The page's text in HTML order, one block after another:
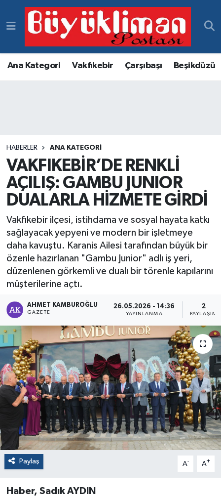
Ana Kategori Vakfıkebir Çarşıbaşı Beşikdüzü
HABERLER ANA KATEGORI
VAKFIKEBİR’DE RENKLİ
AÇILIŞ: GAMBU JUNIOR
DUALARLA HİZMETE GİRDİ
Vakfıkebir ilçesi, istihdama ve sosyal hayata katkı
sağlayacak yepyeni ve modern bir işletmeye
daha kavuştu. Karanis Ailesi tarafından büyük bir
özenle hazırlanan "Gambu Junior" adlı iş yeri,
düzenlenen görkemli ve dualı bir törenle kapılarını
müşterilerine açtı.
AHMET KAMBUROĞLU
GAZETE
26.05.2026 - 14:36
YAYINLANMA
2
PAYLAŞIM
Paylaş A- A+
Haber, Sadık AYDIN
Vakfıkebir Hava Durumu
Vakfıkebir Trafik Yoğunluk Haritası
Haber Arşivi